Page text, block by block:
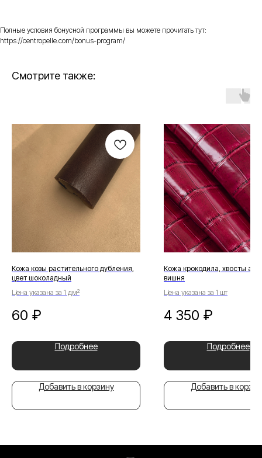
Полные условия бонусной программы вы можете прочитать тут:
https://centropelle.com/bonus-program/
Смотрите также:
Кожа козы растительного дубления,
цвет шоколадный
Цена указана за 1 дм²
60 ₽
Подробнее
Добавить в корзину
Кожа крокодила, хвосты
вишня
Цена указана за 1 шт
4 350 ₽
Подробнее
Добавить в